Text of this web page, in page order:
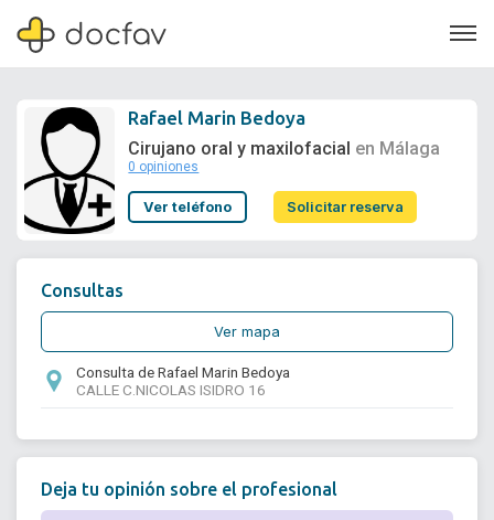
Soporte
Rafael Marin Bedoya
Cirujano oral y maxilofacial en Málaga
0 opiniones
Ver teléfono Solicitar reserva
Consultas
Ver mapa
Consulta de Rafael Marin Bedoya
CALLE C.NICOLAS ISIDRO 16
Deja tu opinión sobre el profesional